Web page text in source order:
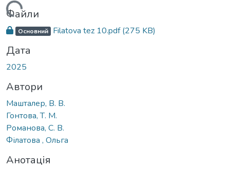
Файли
Основний Filatova tez 10.pdf(275 KB)
Дата
2025
Автори
Машталер, В. В.
Гонтова, Т. М.
Романова, С. В.
Філатова , Ольга
Анотація